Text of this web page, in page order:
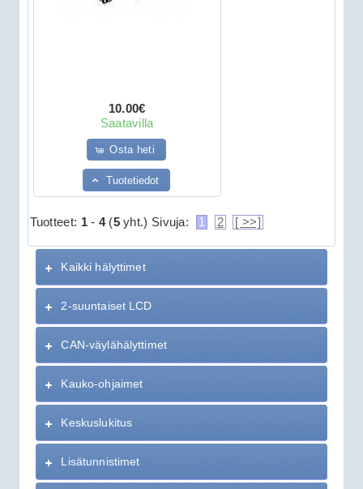
10.00€
Saatavilla
Osta heti
Tuotetiedot
Tuotteet: 1- 4(5yht.) Sivuja: 1 2 [ >>]
Kaikki hälyttimet
2-suuntaiset LCD
CAN-väylähälyttimet
Kauko-ohjaimet
Keskuslukitus
Lisätunnistimet